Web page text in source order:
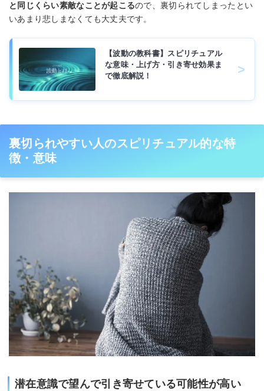
と同じくらい素敵なことが起こるので、裏切られてしまったとい
いあまり悲しまなくても大丈夫です。
【波動の教科書】スピリチュアル
な意味・上げ方・引き寄せ効果ま
で徹底解説！
裏切られやすい人のスピリチュアル的な特
徴・意味
潜在意識で望んで引き寄せている可能性が高い